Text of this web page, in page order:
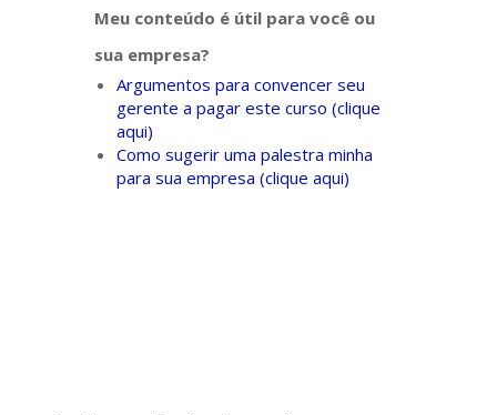
Meu conteúdo é útil para você ou
sua empresa?
Argumentos para convencer seu
gerente a pagar este curso (clique
aqui)
Como sugerir uma palestra minha
para sua empresa (clique aqui)